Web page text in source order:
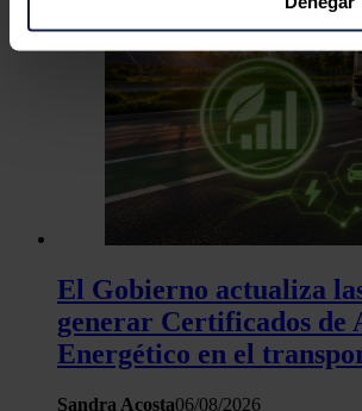
Identificar su dispositivo
características específicas
Obtenga más información sobre cómo
personales y establezca sus
Puede cambiar o retirar su
la Declaración de cookies.
Las cookies de este sitio web se usan
tráfico. Además, compartimos
sitio web con nuestros partners de
análisis web, quienes pueden
haya proporcionado o que hayan
hecho de sus servicios.
El Gobierno actualiza
generar Certificados de
Energético en el
Sandra Acosta06/08/2026